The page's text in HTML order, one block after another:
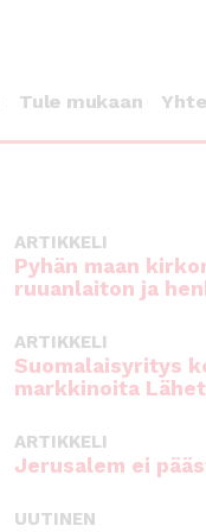
Tule mukaan
ARTIKKELI
Pyhän maan
ruuanlaiton ja
ARTIKKELI
Suomalaisyritys
markkinoita
ARTIKKELI
Jerusalem ei
UUTINEN